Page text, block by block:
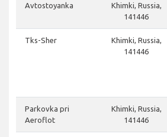
Avtostoyanka
Khimki, Russia,
141446
Tks-Sher
Khimki, Russia,
141446
Parkovka pri
Aeroflot
Khimki, Russia,
141446